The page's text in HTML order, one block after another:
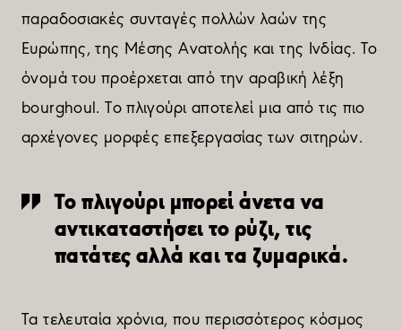
παραδοσιακές συνταγές πολλών λαών της
Ευρώπης, της Μέσης Ανατολής και της Ινδίας. Το
όνομά του προέρχεται από την αραβική λέξη
bourghoul. Το πλιγούρι αποτελεί μια από τις πιο
αρχέγονες μορφές επεξεργασίας των σιτηρών.
Το πλιγούρι μπορεί άνετα να
αντικαταστήσει το ρύζι, τις
πατάτες αλλά και τα ζυμαρικά.
Τα τελευταία χρόνια, που περισσότερος κόσμος